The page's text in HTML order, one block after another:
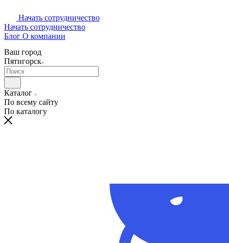
Начать сотрудничество
Начать сотрудничество
Блог О компании
Ваш город
Пятигорск
Каталог
По всему сайту
По каталогу